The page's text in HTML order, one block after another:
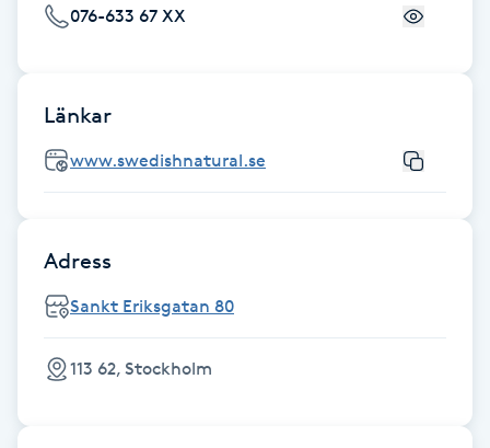
Föning
Gelenaglar
Gellack
Gravidmassage
076-633 67 XX
Länkar
www.swedishnatural.se
Adress
Sankt Eriksgatan 80
113 62, Stockholm